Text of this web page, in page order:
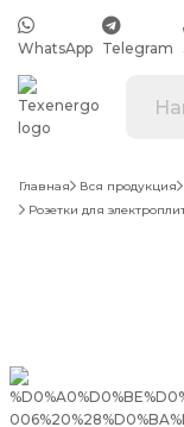
WhatsApp Telegram
Главная Вся продукция
Розетки для